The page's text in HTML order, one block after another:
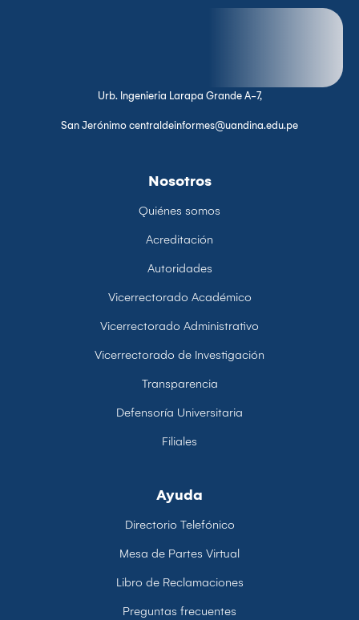
Urb. Ingenieria Larapa Grande A-7,
San Jerónimo centraldeinformes@uandina.edu.pe
Nosotros
Quiénes somos
Acreditación
Autoridades
Vicerrectorado Académico
Vicerrectorado Administrativo
Vicerrectorado de Investigación
Transparencia
Defensoría Universitaria
Filiales
Ayuda
Directorio Telefónico
Mesa de Partes Virtual
Libro de Reclamaciones
Preguntas frecuentes